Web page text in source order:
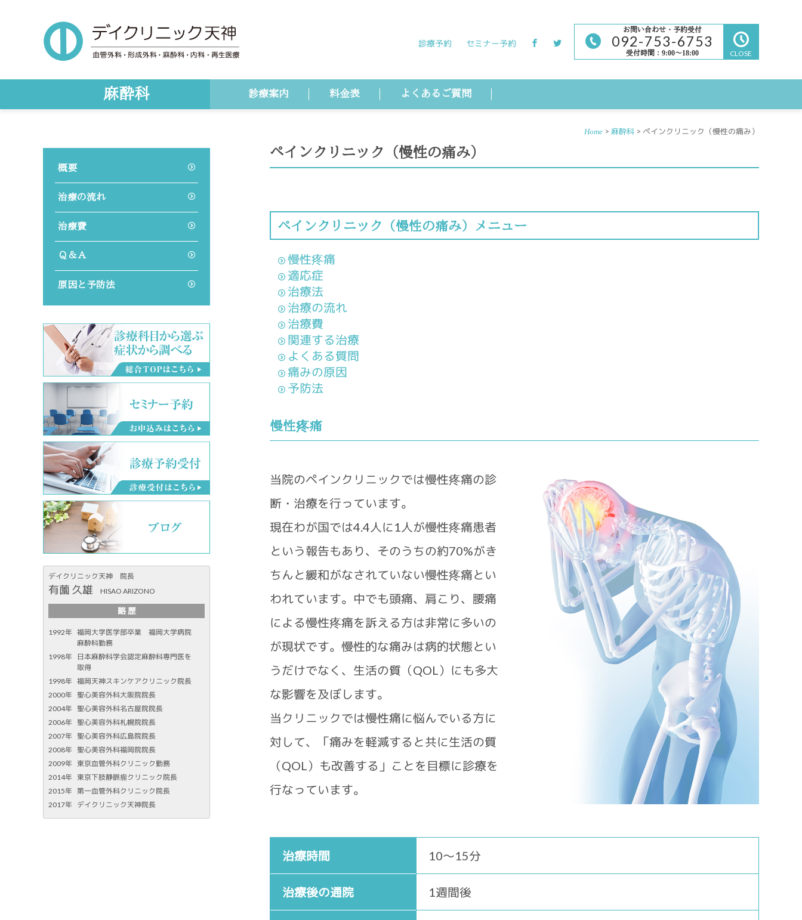
診療予約
セミナー予約
お問い合わせ・予約受付
092-753-6753
受付時間：9:00～18:00 CLOSE
麻酔科 診療案内 料金表 よくあるご質問
Home > 麻酔科 > ペインクリニック（慢性の痛み）
ペインクリニック（慢性の痛み）
ペインクリニック（慢性の痛み）メニュー
慢性疼痛
適応症
治療法
治療の流れ
治療費
関連する治療
よくある質問
痛みの原因
予防法
慢性疼痛
当院のペインクリニックでは慢性疼痛の診
断・治療を行っています。
現在わが国では4.4人に1人が慢性疼痛患者
という報告もあり、そのうちの約70%がき
ちんと緩和がなされていない慢性疼痛とい
われています。中でも頭痛、肩こり、腰痛
による慢性疼痛を訴える方は非常に多いの
が現状です。慢性的な痛みは病的状態とい
うだけでなく、生活の質（QOL）にも多大
な影響を及ぼします。
当クリニックでは慢性痛に悩んでいる方に
対して、「痛みを軽減すると共に生活の質
（QOL）も改善する」ことを目標に診療を
行なっています。
治療時間 10～15分
治療後の通院 1週間後
概要
治療の流れ
治療費
Ｑ＆Ａ
原因と予防法
デイクリニック天神 院長
有薗 久雄 HISAO ARIZONO
略 歴
1992年 福岡大学医学部卒業 福岡大学病院
麻酔科勤務
1998年
日本麻酔科学会認定麻酔科専門医を
取得
1998年 福岡天神スキンケアクリニック院長
2000年 聖心美容外科大阪院院長
2004年 聖心美容外科名古屋院院長
2006年 聖心美容外科札幌院院長
2007年 聖心美容外科広島院院長
2008年 聖心美容外科福岡院院長
2009年 東京血管外科クリニック勤務
2014年 東京下肢静脈瘤クリニック院長
2015年 第一血管外科クリニック院長
2017年 デイクリニック天神院長